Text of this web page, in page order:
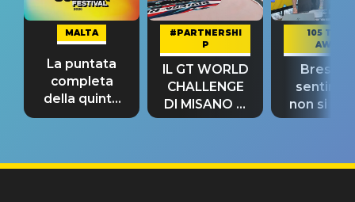
MALTA
La puntata
completa
della quinta
tappa
#PARTNERSHI
P
IL GT WORLD
CHALLENGE
DI MISANO si
riconferma
105 TAKE
AWAY
Bresh:
non si
fino alla